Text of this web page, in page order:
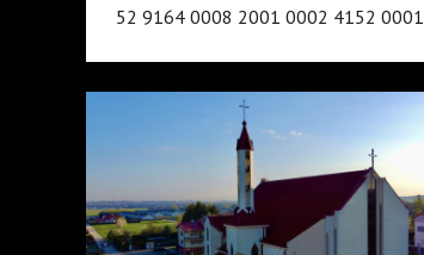
52 9164 0008 2001 0002 4152 0001